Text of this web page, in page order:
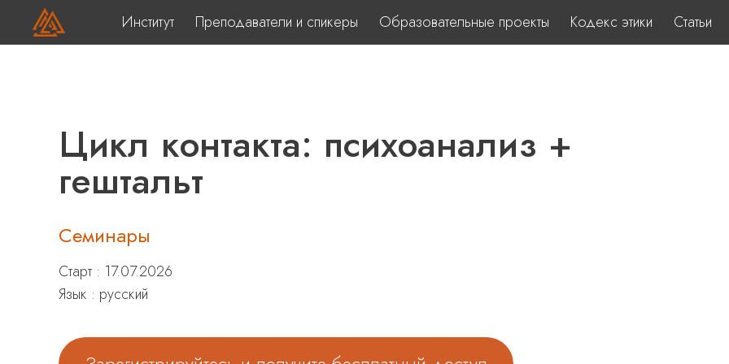
Институт Преподаватели и спикеры Образовательные проекты Кодекс этики Статьи
Цикл контакта: психоанализ +
гештальт
Семинары
Старт : 17.07.2026
Язык : русский